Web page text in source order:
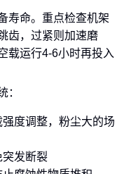
寿命。重点检查机架
齿，过紧则加速磨
载运行4-6小时再投入
：
度调整，粉尘大的场
突发断裂